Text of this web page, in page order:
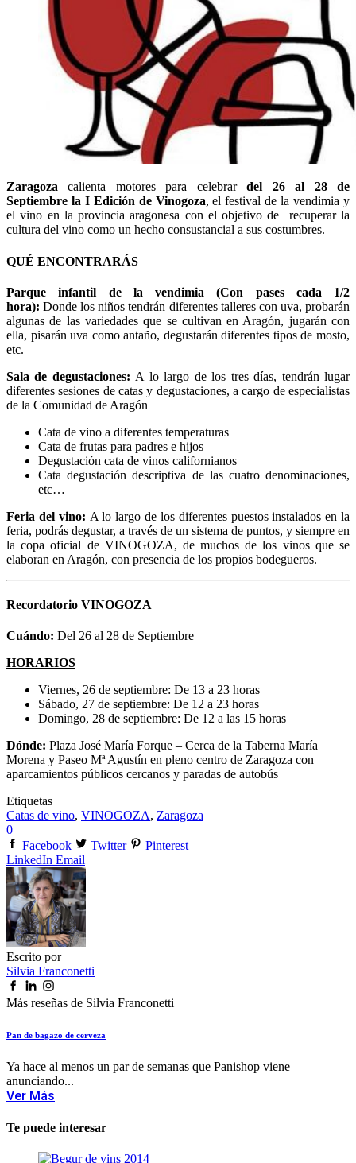
Zaragozacalienta motores para celebrardel 26 al 28 de
Septiembre la I Edición de Vinogoza, el festival de la vendimia y
el vino en la provincia aragonesa con el objetivo de recuperar la
cultura del vino como un hecho consustancial a sus costumbres.
QUÉ ENCONTRARÁS
Parque infantil de la vendimia (Con pases cada 1/2
hora):Donde los niños tendrán diferentes talleres con uva, probarán
algunas de las variedades que se cultivan en Aragón, jugarán con
ella, pisarán uva como antaño, degustarán diferentes tipos de mosto,
etc.
Sala de degustaciones: A lo largo de los tres días, tendrán lugar
diferentes sesiones de catas y degustaciones, a cargo de especialistas
de la Comunidad de Aragón
Cata de vino a diferentes temperaturas
Cata de frutas para padres e hijos
Degustación cata de vinos californianos
Cata degustación descriptiva de las cuatro denominaciones,
etc…
Feria del vino: A lo largo de los diferentes puestos instalados en la
feria, podrás degustar, a través de un sistema de puntos, y siempre en
la copa oficial de VINOGOZA, de muchos de los vinos que se
elaboran en Aragón, con presencia de los propios bodegueros.
Recordatorio VINOGOZA
Cuándo: Del 26 al 28 de Septiembre
HORARIOS
Viernes, 26 de septiembre: De 13 a 23 horas
Sábado, 27 de septiembre: De 12 a 23 horas
Domingo, 28 de septiembre: De 12 a las 15 horas
Dónde: Plaza José María Forque – Cerca de la Taberna María
Morena y Paseo Mª Agustín en pleno centro de Zaragoza con
aparcamientos públicos cercanos y paradas de autobús
Etiquetas
Catas de vino, VINOGOZA, Zaragoza
0
Facebook
Twitter
Pinterest
LinkedIn Email
Escrito por
Silvia Franconetti
Más reseñas de Silvia Franconetti
Pan de bagazo de cerveza
Ya hace al menos un par de semanas que Panishop viene
anunciando...
Ver Más
Te puede interesar